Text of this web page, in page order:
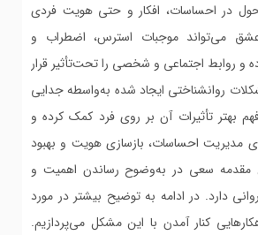
در احساسات، افکار و حتی هویت فردی
می‌تواند موجبات استرس، اضطراب و
و روابط اجتماعی و شخصی را تحت‌تأثیر قرار
روانشناختی ایجاد شده به‌واسطه جدایی
بهتر تأثیرات آن بر روی فرد کمک کرده و
مدیریت احساسات، بازسازی هویت و بهبود
مقدمه سعی در به‌وضوح رساندن اهمیت و
دارد. در ادامه به توضیح بیشتر در مورد
کنار آمدن با این مشکل می‌پردازیم.